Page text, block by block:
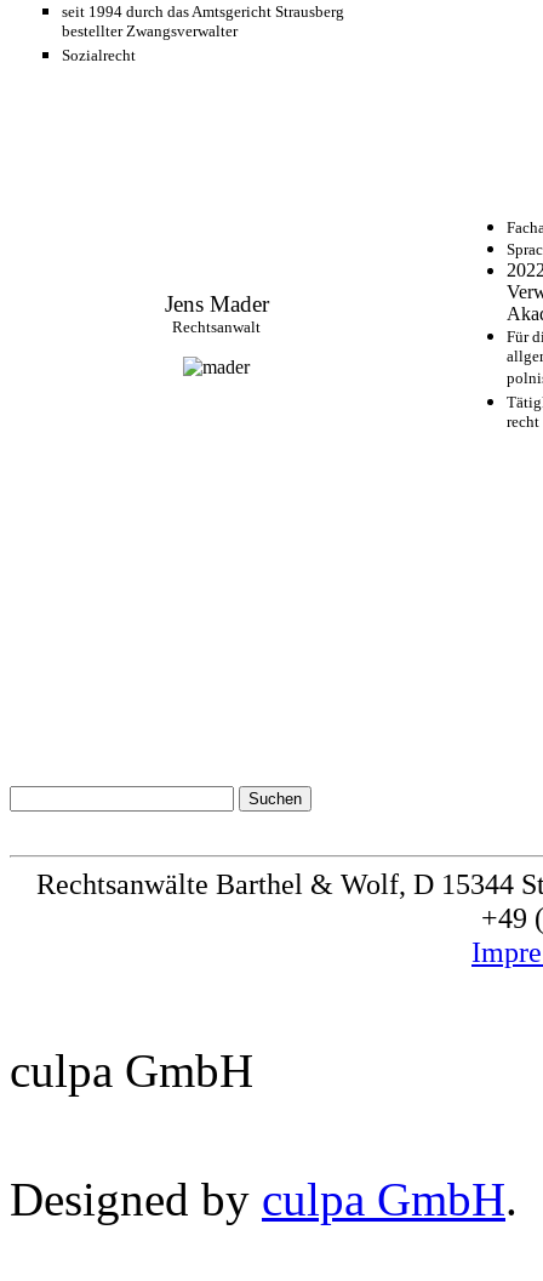
seit 1994 durch das Amtsgericht Strausberg
bestellter Zwangsverwalter
Sozialrecht
Jens Mader
Rechtsanwalt
Für
recht
Rechtsanwälte Barthel & Wolf, D 15344
+49
culpa GmbH
Designed by culpa GmbH.